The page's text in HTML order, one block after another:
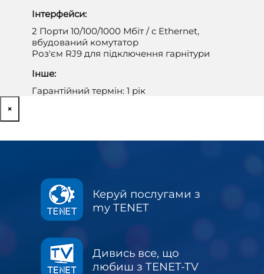
Інтерфейси:
2 Порти 10/100/1000 Мбіт / с Ethernet,
вбудований комутатор
Роз'єм RJ9 для підключення гарнітури
Інше:
Гарантійний термін: 1 рік
×
Керуй послугами з
my TENET
Дивись все, що
любиш з TENET-TV